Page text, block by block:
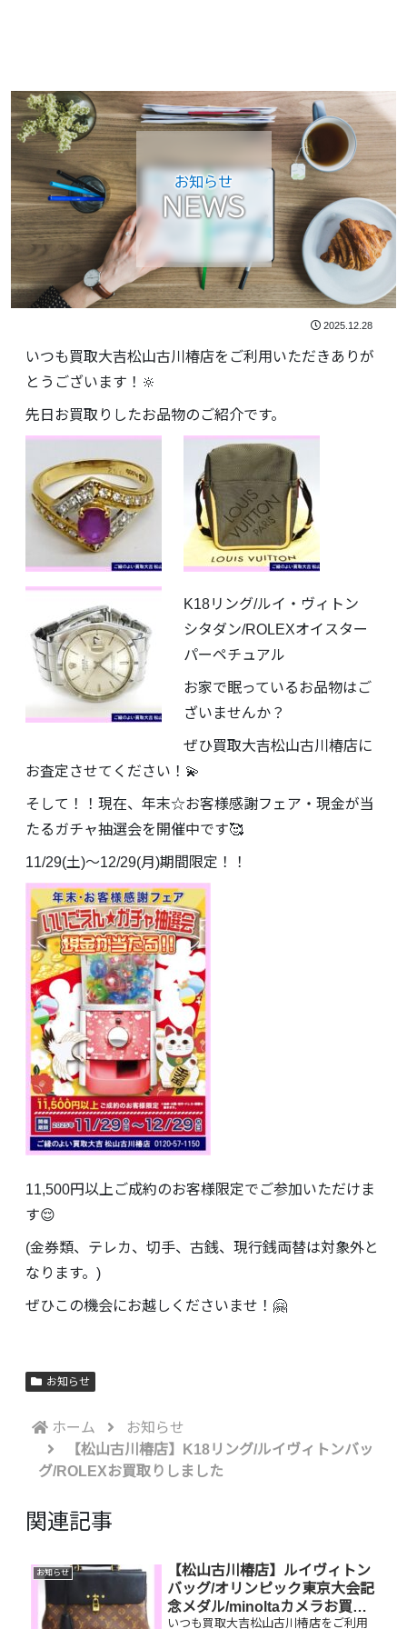
お知らせ
NEWS
2025.12.28
いつも買取大吉松山古川椿店をご利用いただきありが
とうございます！🔆
先日お買取りしたお品物のご紹介です。
K18リング/ルイ・ヴィトン
シタダン/ROLEXオイスター
パーペチュアル
お家で眠っているお品物はご
ざいませんか？
ぜひ買取大吉松山古川椿店に
お査定させてください！💫
そして！！現在、年末☆お客様感謝フェア・現金が当
たるガチャ抽選会を開催中です🥰
11/29(土)～12/29(月)期間限定！！
11,500円以上ご成約のお客様限定でご参加いただけま
す😌
(金券類、テレカ、切手、古銭、現行銭両替は対象外と
なります。)
ぜひこの機会にお越しくださいませ！🤗
お知らせ
ホーム
お知らせ
【松山古川椿店】K18リング/ルイヴィトンバッ
グ/ROLEXお買取りしました
関連記事
お知らせ
【松山古川椿店】ルイヴィトン
バッグ/オリンピック東京大会記
念メダル/minoltaカメラお買取
りしました
いつも買取大吉松山古川椿店をご利用